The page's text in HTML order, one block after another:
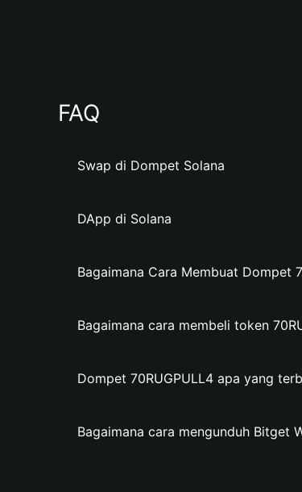
FAQ
Swap di Dompet Solana
DApp di Solana
Bagaimana Cara Membuat Dompet
Bagaimana cara membeli token
Dompet 70RUGPULL4 apa yang
Bagaimana cara mengunduh Bitget